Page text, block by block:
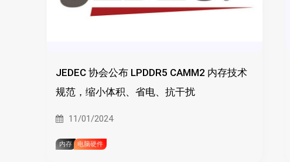
JEDEC 协会公布 LPDDR5 CAMM2 内存技术
规范，缩小体积、省电、抗干扰
11/01/2024
内存 电脑硬件